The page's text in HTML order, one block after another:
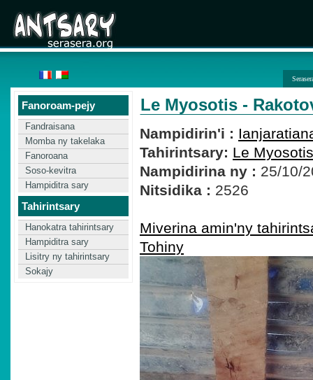
Fanoroam-pejy
Fandraisana
Momba ny takelaka
Fanoroana
Soso-kevitra
Hampiditra sary
Tahirintsary
Hanokatra tahirintsary
Hampiditra sary
Lisitry ny tahirintsary
Sokajy
Le Myosotis -
Nampidirin'i :
Tahirintsary: Le Myosotis
Nampidirina ny : 25/10/
Nitsidika : 2526
Miverina amin'ny
Tohiny